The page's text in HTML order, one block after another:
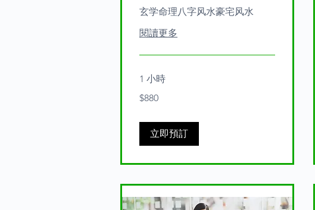
玄学命理八字风水豪宅风水
閱讀更多
1 小時
Australian
$880
立即預訂